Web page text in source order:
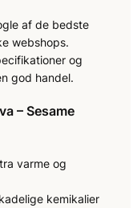
af de bedste
webshops.
og
god handel.
– Sesame
varme og
kemikalier